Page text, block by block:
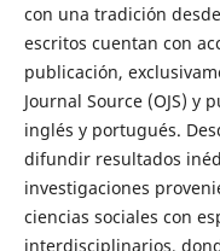
con una tradición
escritos cuentan con
publicación,
Journal Source (OJS) y
inglés y portugués.
difundir resultados
investigaciones
ciencias sociales con
interdisciplinarios,